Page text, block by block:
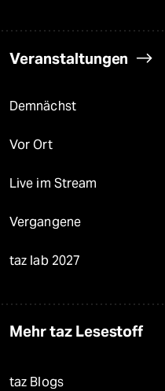
Veranstaltungen
Demnächst
Vor Ort
Live im Stream
Vergangene
taz lab 2027
Mehr taz Lesestoff
taz Blogs